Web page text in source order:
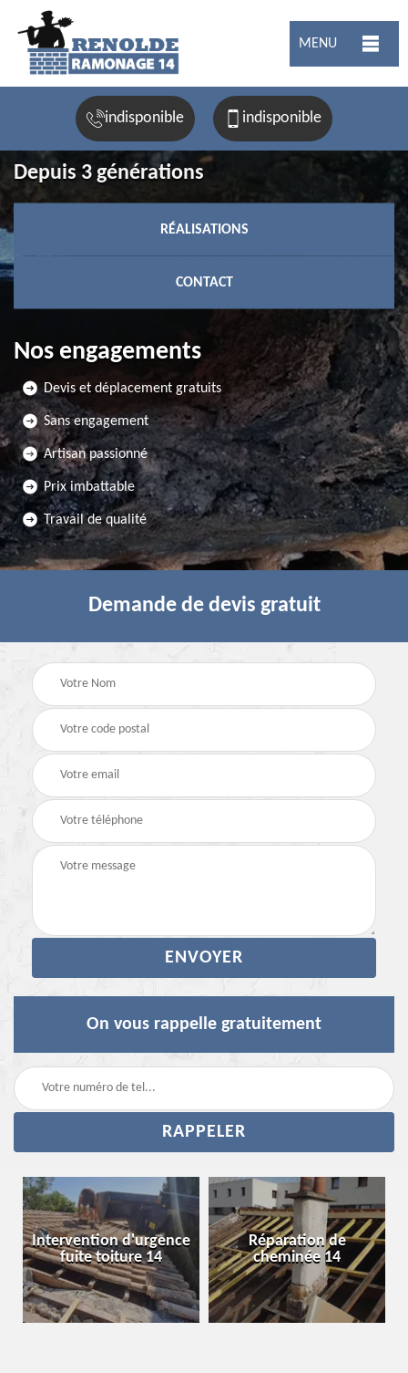
MENU
indisponible indisponible
Depuis 3 générations
RÉALISATIONS
CONTACT
Nos engagements
Devis et déplacement gratuits
Sans engagement
Artisan passionné
Prix imbattable
Travail de qualité
Demande de devis gratuit
On vous rappelle gratuitement
Intervention d'urgence
fuite toiture 14
Réparation de
cheminée 14